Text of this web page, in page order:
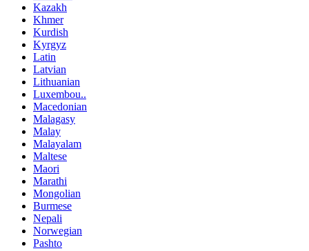
Kazakh
Khmer
Kurdish
Kyrgyz
Latin
Latvian
Lithuanian
Luxembou..
Macedonian
Malagasy
Malay
Malayalam
Maltese
Maori
Marathi
Mongolian
Burmese
Nepali
Norwegian
Pashto